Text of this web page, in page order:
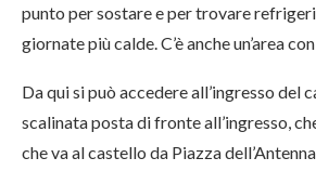
punto per sostare e per trovare
giornate più calde. C’è anche un’area
Da qui si può accedere all’ingresso del
scalinata posta di fronte all’ingresso,
che va al castello da Piazza dell’Antenna.